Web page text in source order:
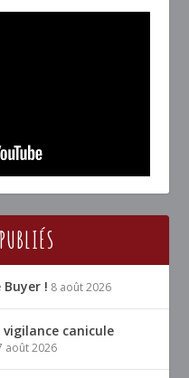
Buyer ! 8 août 2026
canicule
août 2026